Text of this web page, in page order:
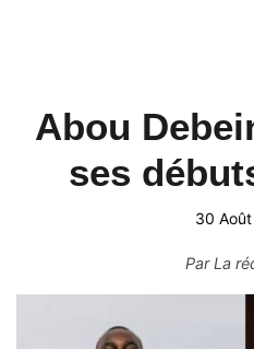
Abou
ses
30
ParLa